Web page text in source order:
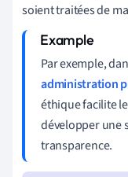
soient traitées de
Par exemple,
administration
éthique facilite
développer une
transparence.